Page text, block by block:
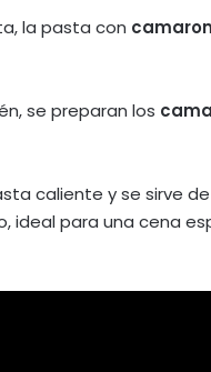
la pasta con
se preparan los
caliente y se sirve
ideal para una cena